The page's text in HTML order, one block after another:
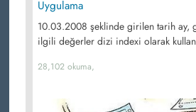
Uygulama
10.03.2008 şeklinde girilen tarih ay,
ilgili değerler dizi indexi olarak
28,102 okuma,